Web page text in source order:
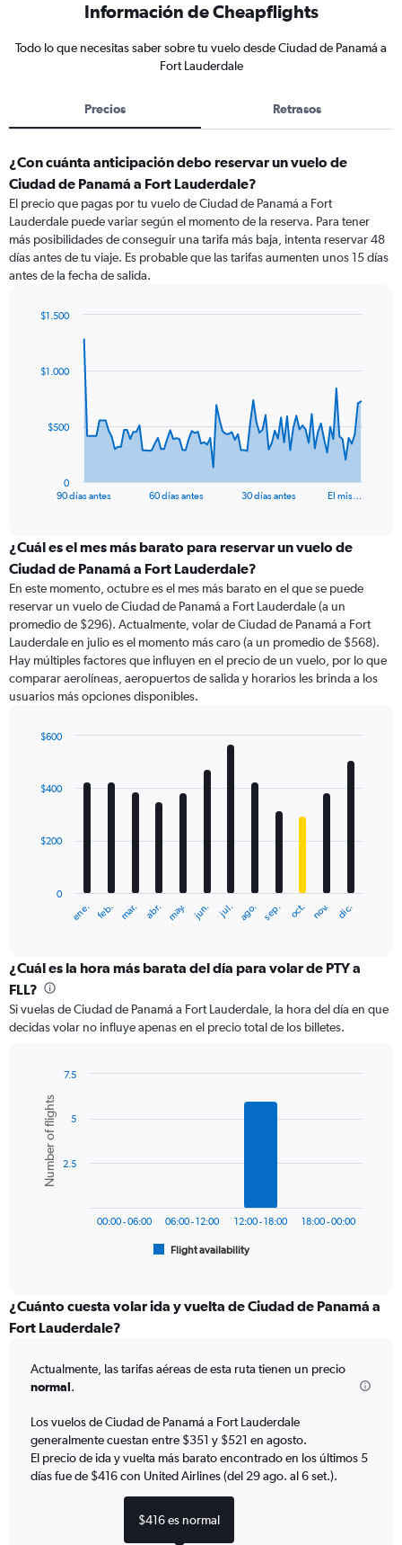
Información de Cheapflights
Todo lo que necesitas saber sobre tu vuelo desde Ciudad de Panamá a
Fort Lauderdale
Precios Retrasos
¿Con cuánta anticipación debo reservar un vuelo de
Ciudad de Panamá a Fort Lauderdale?
El precio que pagas por tu vuelo de Ciudad de Panamá a Fort
Lauderdale puede variar según el momento de la reserva. Para tener
más posibilidades de conseguir una tarifa más baja, intenta reservar 48
días antes de tu viaje. Es probable que las tarifas aumenten unos 15 días
antes de la fecha de salida.
data
The
categories.
Range:
categories.
The
chart
has
1
Y
axis
values.
to
90 días antes 60 días antes 30 días antes El mis…
0
$500
$1.000
$1.500
¿Cuál es el mes más barato para reservar un vuelo de
Ciudad de Panamá a Fort Lauderdale?
En este momento, octubre es el mes más barato en el que se puede
reservar un vuelo de Ciudad de Panamá a Fort Lauderdale (a un
promedio de $296). Actualmente, volar de Ciudad de Panamá a Fort
Lauderdale en julio es el momento más caro (a un promedio de $568).
Hay múltiples factores que influyen en el precio de un vuelo, por lo que
comparar aerolíneas, aeropuertos de salida y horarios les brinda a los
usuarios más opciones disponibles.
with
12
The
categories.
Range:
12
categories.
The
axis
displaying
values.
Range:
ene. feb. mar. abr. may. jun. jul. ago. sep. oct. nov. dic.
0
$200
$400
$600
¿Cuál es la hora más barata del día para volar de PTY a
FLL?
Si vuelas de Ciudad de Panamá a Fort Lauderdale, la hora del día en que
decidas volar no influye apenas en el precio total de los billetes.
chart
with
bars.
The
categories.
Range:
The
chart
1
Y
axis
displaying
Chart
graphic.
Number of flights
Flight availability
00:00 - 06:00 06:00 - 12:00 12:00 - 18:00 18:00 - 00:00
2.5
5
7.5
¿Cuánto cuesta volar ida y vuelta de Ciudad de Panamá a
Fort Lauderdale?
Actualmente, las tarifas aéreas de esta ruta tienen un precio
normal.
Los vuelos de Ciudad de Panamá a Fort Lauderdale
generalmente cuestan entre $351 y $521 en agosto.
El precio de ida y vuelta más barato encontrado en los últimos 5
días fue de $416 con United Airlines (del 29 ago. al 6 set.).
$416 es normal